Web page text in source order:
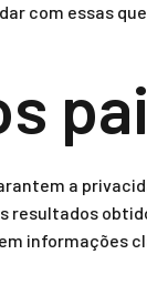
com essas
a
resultados
informações